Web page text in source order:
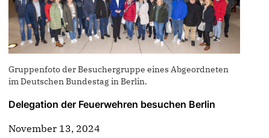
Gruppenfoto der Besuchergruppe eines Abgeordneten
im Deutschen Bundestag in Berlin.
Delegation der Feuerwehren besuchen Berlin
November 13, 2024